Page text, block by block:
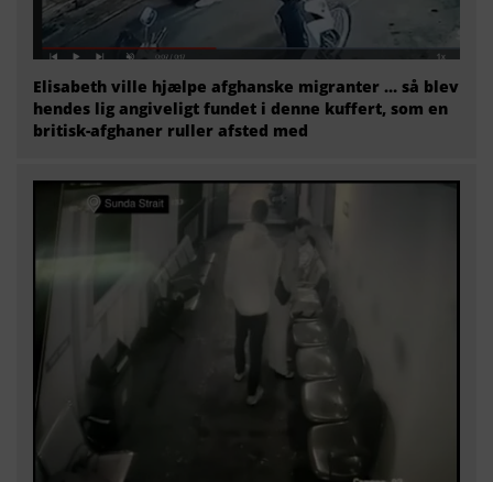
Elisabeth ville hjælpe afghanske migranter … så blev
hendes lig angiveligt fundet i denne kuffert, som en
britisk-afghaner ruller afsted med